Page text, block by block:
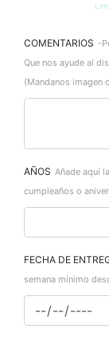
COMENTARIOS -
Que nos ayude al
(Mandanos imagen
AÑOS Añade aquí
cumpleaños o
FECHA DE
semana mínimo